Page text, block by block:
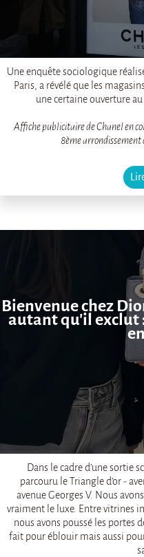
Une enquête sociologique
Paris, a révélé que les
une certaine ouverture
Affiche publicitaire de Chanel en
8ème
Bienvenue chez
autant qu'il exclut
Dans le cadre d’une sortie
parcouru le Triangle d’or -
avenue Georges V. Nous
vraiment le luxe. Entre vitrines
nous avons poussé les portes
fait pour éblouir mais aussi